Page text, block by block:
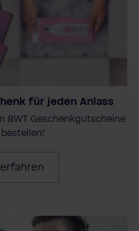
für jeden Anlass
BWT Geschenkgutscheine